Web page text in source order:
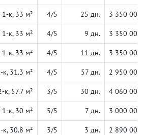
1-к, 33 м² 4/5 25 дн. 3 350 000
1-к, 33 м² 4/5 9 дн. 3 350 000
1-к, 33 м² 4/5 11 дн. 3 350 000
к, 31.3 м² 4/5 57 дн. 2 950 000
к, 57.7 м² 3/5 30 дн. 4 060 000
1-к, 30 м² 5/5 7 дн. 3 000 000
к, 30.8 м² 3/5 3 дн. 2 890 000